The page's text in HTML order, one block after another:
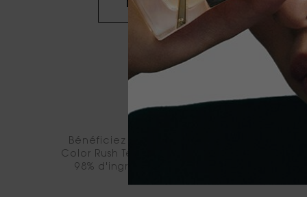
DÉCOUVRIR
UNE
Bénéficiez d'un effet lissant immédiat qui
Color Rush Technology™, s'adapte sans
98% d'ingrédients d'origine naturelle Ce